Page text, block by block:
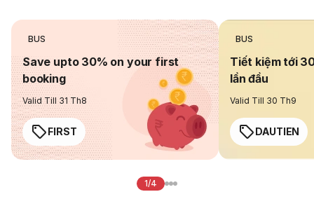
BUS
Save upto 30% on your first
booking
Valid Till 31 Th8
FIRST
BUS
Tiết kiệm tới
lần đầu
Valid Till 30 Th9
DAUTIEN
1/4